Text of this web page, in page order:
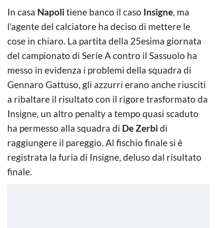
In casa Napoli tiene banco il caso Insigne, ma
l’agente del calciatore ha deciso di mettere le
cose in chiaro. La partita della 25esima giornata
del campionato di Serie A contro il Sassuolo ha
messo in evidenza i problemi della squadra di
Gennaro Gattuso, gli azzurri erano anche riusciti
a ribaltare il risultato con il rigore trasformato da
Insigne, un altro penalty a tempo quasi scaduto
ha permesso alla squadra di De Zerbi di
raggiungere il pareggio. Al fischio finale si è
registrata la furia di Insigne, deluso dal risultato
finale.